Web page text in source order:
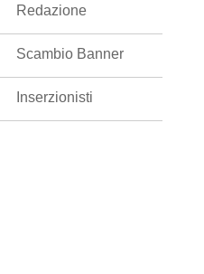
Redazione
Scambio Banner
Inserzionisti